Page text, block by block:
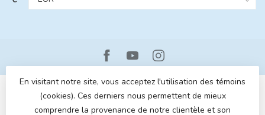
En visitant notre site, vous acceptez l'utilisation des témoins
(cookies). Ces derniers nous permettent de mieux
comprendre la provenance de notre clientèle et son